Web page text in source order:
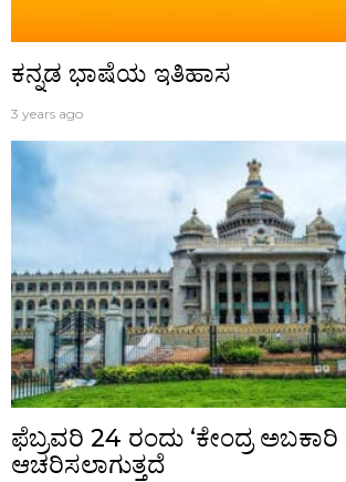
ಕನ್ನಡ ಭಾಷೆಯ ಇತಿಹಾಸ
3 years ago
ಫೆಬ್ರವರಿ 24 ರಂದು ‘ಕೇಂದ್ರ ಅಬಕಾರಿ
ಆಚರಿಸಲಾಗುತ್ತದೆ